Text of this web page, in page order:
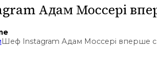
Адам Моссері
Шеф Instagram Адам Моссері вперше